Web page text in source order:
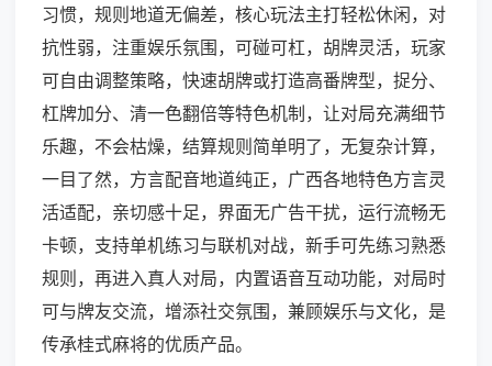
习惯，规则地道无偏差，核心玩法主打轻松休闲，对
抗性弱，注重娱乐氛围，可碰可杠，胡牌灵活，玩家
可自由调整策略，快速胡牌或打造高番牌型，捉分、
杠牌加分、清一色翻倍等特色机制，让对局充满细节
乐趣，不会枯燥，结算规则简单明了，无复杂计算，
一目了然，方言配音地道纯正，广西各地特色方言灵
活适配，亲切感十足，界面无广告干扰，运行流畅无
卡顿，支持单机练习与联机对战，新手可先练习熟悉
规则，再进入真人对局，内置语音互动功能，对局时
可与牌友交流，增添社交氛围，兼顾娱乐与文化，是
传承桂式麻将的优质产品。